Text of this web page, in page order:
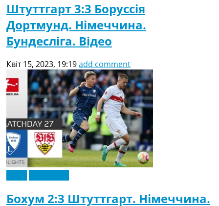
Штуттгарт 3:3 Боруссія
Дортмунд. Німеччина.
Бундесліга. Відео
Квіт 15, 2023, 19:19add comment
Бохум 2:3 Штуттгарт. Німеччина.